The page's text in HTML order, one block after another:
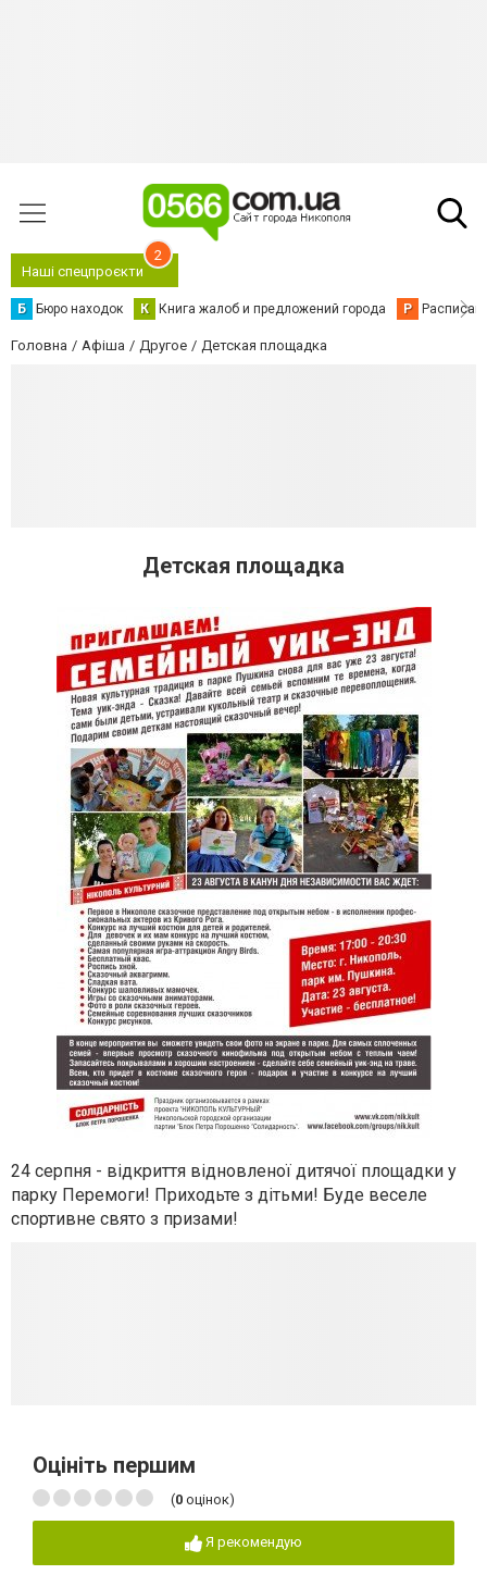
Наші спецпроєкти
2
Б Бюро находок К Книга жалоб и предложений города Р
Головна Афіша Другое Детская площадка
Детская площадка
24 серпня - відкриття відновленої дитячої площадки у
парку Перемоги! Приходьте з дітьми! Буде веселе
спортивне свято з призами!
Оцініть першим
(0 оцінок)
Я рекомендую